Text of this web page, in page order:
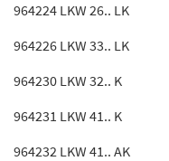
964224 LKW 26.. LK
964226 LKW 33.. LK
964230 LKW 32.. K
964231 LKW 41.. K
964232 LKW 41.. AK